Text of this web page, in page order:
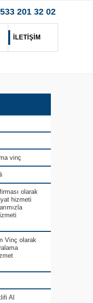
201 32 02
İLETİŞİM
vinç
olarak
hizmeti
Vinç olarak
Al